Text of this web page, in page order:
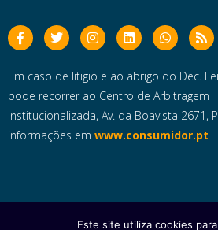
Em caso de litigio e ao abrigo do Dec.
pode recorrer ao Centro de Arbitragem
Institucionalizada, Av. da Boavista 2671,
informações em www.consumidor.pt
Copyright © 2025 e- Global Notícias
Este site utiliza cookies